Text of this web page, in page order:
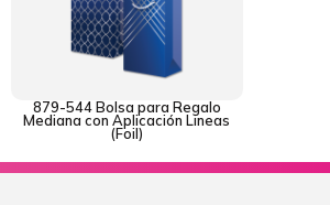
879-544 Bolsa para Regalo
Mediana con Aplicación Lineas
(Foil)